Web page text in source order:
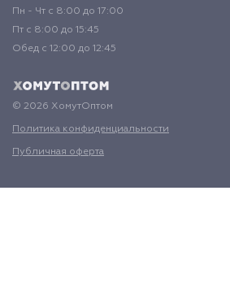
Пн - Чт с 8:00 до 17:00
Пт с 8:00 до 15:45
Обед с 12:00 до 12:45
© 2026 ХомутОптом
Политика конфиденциальности
Публичная оферта